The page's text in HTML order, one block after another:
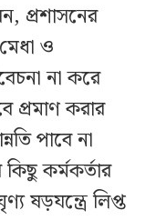
প্রশাসনের
ও
না করে
প্রমাণ করার
পাবে না
কর্মকর্তার
ষড়যন্ত্রে লিপ্ত